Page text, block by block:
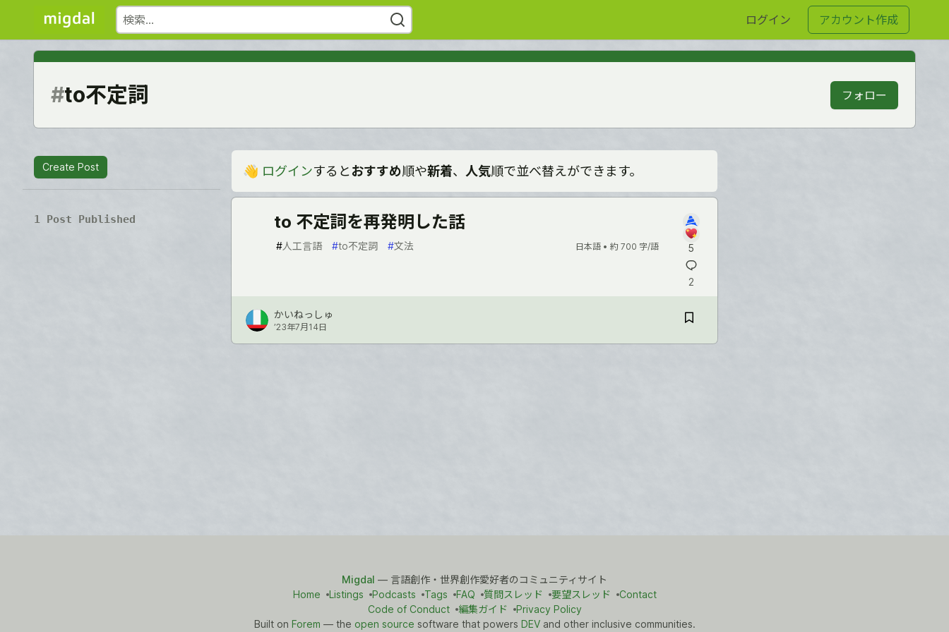
ログイン アカウント作成
#to不定詞 フォロー
Create Post
1 Post Published
👋 ログインするとおすすめ順や新着、 人気順で並べ替えができます。
to 不定詞を再発明した話
#人工言語 #to不定詞 #文法 日本語 • 約 700 字/語 5
2
かいねっしゅ
’23年7月14日
Migdal — 言語創作・世界創作愛好者のコミュニティサイト
Home
Listings Podcasts Tags FAQ 質問スレッド 要望スレッド
Contact
Code of Conduct
編集ガイド
Privacy Policy
Built on Forem — the open source software that powers DEVand other inclusive communities.